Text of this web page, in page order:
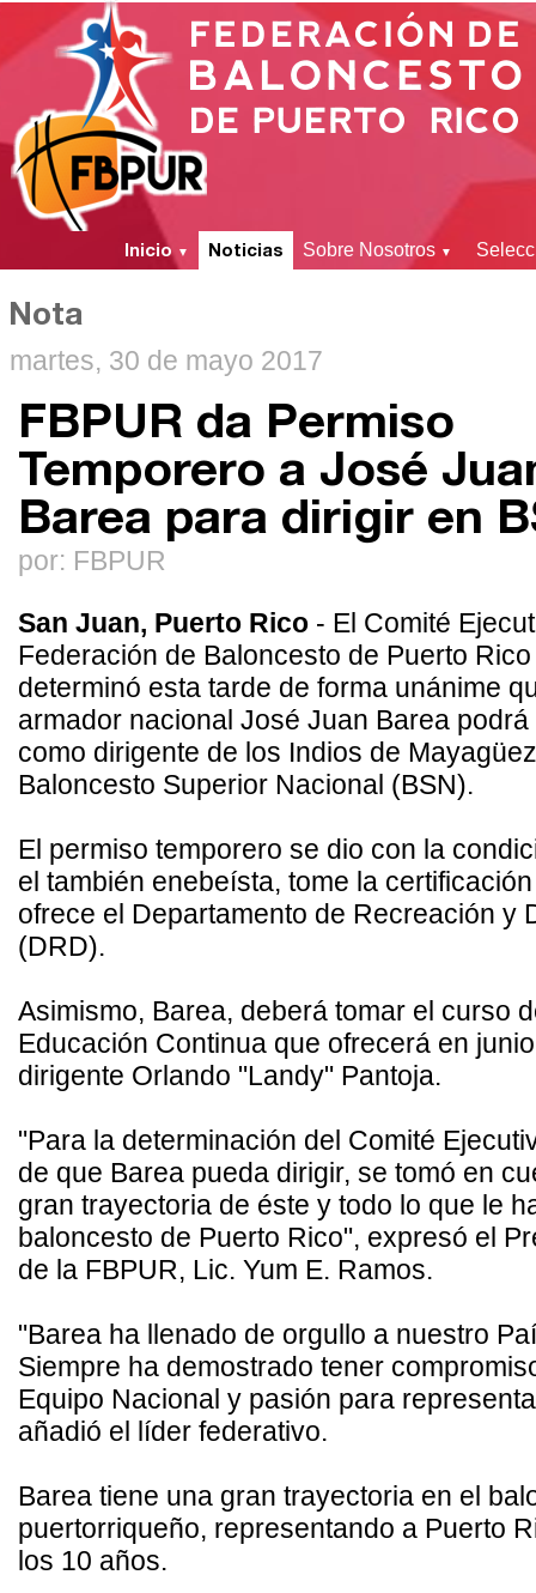
Inicio ▼ Noticias Sobre Nosotros ▼
Nota
martes, 30 de mayo 2017
FBPUR da Permiso
Temporero a José
Barea para dirigir en
por: FBPUR
San Juan, Puerto Rico - El Comité
Federación de Baloncesto de Puerto
determinó esta tarde de forma unánime
armador nacional José Juan Barea
como dirigente de los Indios de
Baloncesto Superior Nacional (BSN).
El permiso temporero se dio con la
el también enebeísta, tome la
ofrece el Departamento de Recreación y
(DRD).
Asimismo, Barea, deberá tomar el curso
Educación Continua que ofrecerá en
dirigente Orlando "Landy" Pantoja.
"Para la determinación del Comité
de que Barea pueda dirigir, se tomó en
gran trayectoria de éste y todo lo que le
baloncesto de Puerto Rico", expresó el
de la FBPUR, Lic. Yum E. Ramos.
"Barea ha llenado de orgullo a nuestro
Siempre ha demostrado tener
Equipo Nacional y pasión para
añadió el líder federativo.
Barea tiene una gran trayectoria en el
puertorriqueño, representando a Puerto
los 10 años.